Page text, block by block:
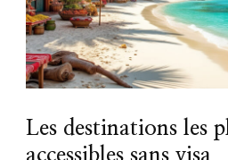
Les destinations les